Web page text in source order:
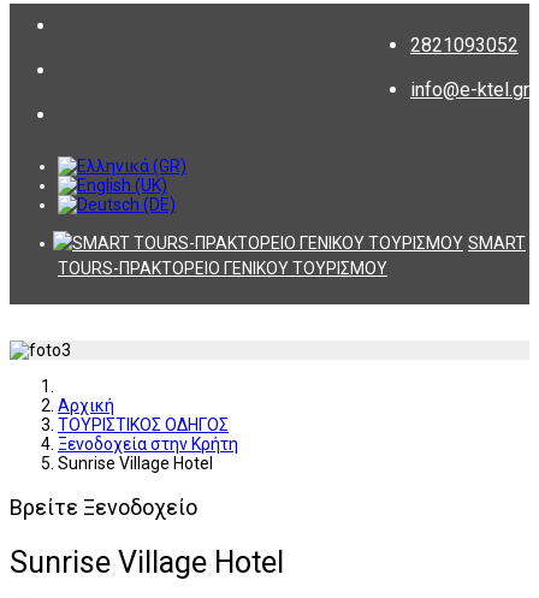
2821093052
info@e-ktel.gr
SMART
TOURS-ΠΡΑΚΤΟΡΕΙΟ ΓΕΝΙΚΟΥ ΤΟΥΡΙΣΜΟΥ
Αρχική
ΤΟΥΡΙΣΤΙΚΟΣ ΟΔΗΓΟΣ
Ξενοδοχεία στην Κρήτη
Sunrise Village Hotel
Βρείτε Ξενοδοχείο
Sunrise Village Hotel